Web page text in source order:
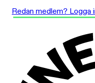
Redan medlem? Logga